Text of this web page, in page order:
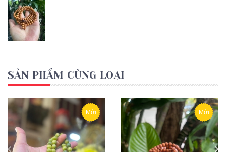
SẢN PHẨM CÙNG LOẠI
Mới Mới